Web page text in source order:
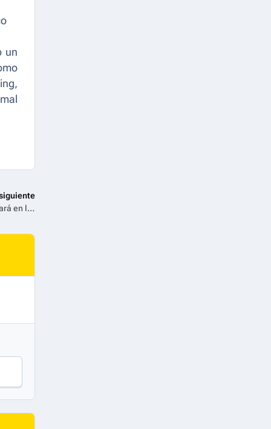
un
Mariah Carey recibirá el premio “Video Vanguard” y se presentará en los MTV VMAs 2025, que se transmitirán el 7 de Septiembre